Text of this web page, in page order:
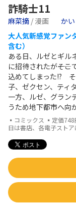
詐騎士11
麻菜摘 / 漫画 か
大人気新感覚ファ
含む）
ある日、ルゼとギル
に招待されたが――そ
込めてしまった!?
子、ゼクセン、ティ
一方、ルゼ、グラン
うため地下都市へ
▪コミックス ▪定価748
日は書店、各電子ストア